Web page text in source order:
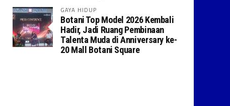
GAYA HIDUP
Botani Top Model 2026 Kembali
Hadir, Jadi Ruang Pembinaan
Talenta Muda di Anniversary ke-
20 Mall Botani Square